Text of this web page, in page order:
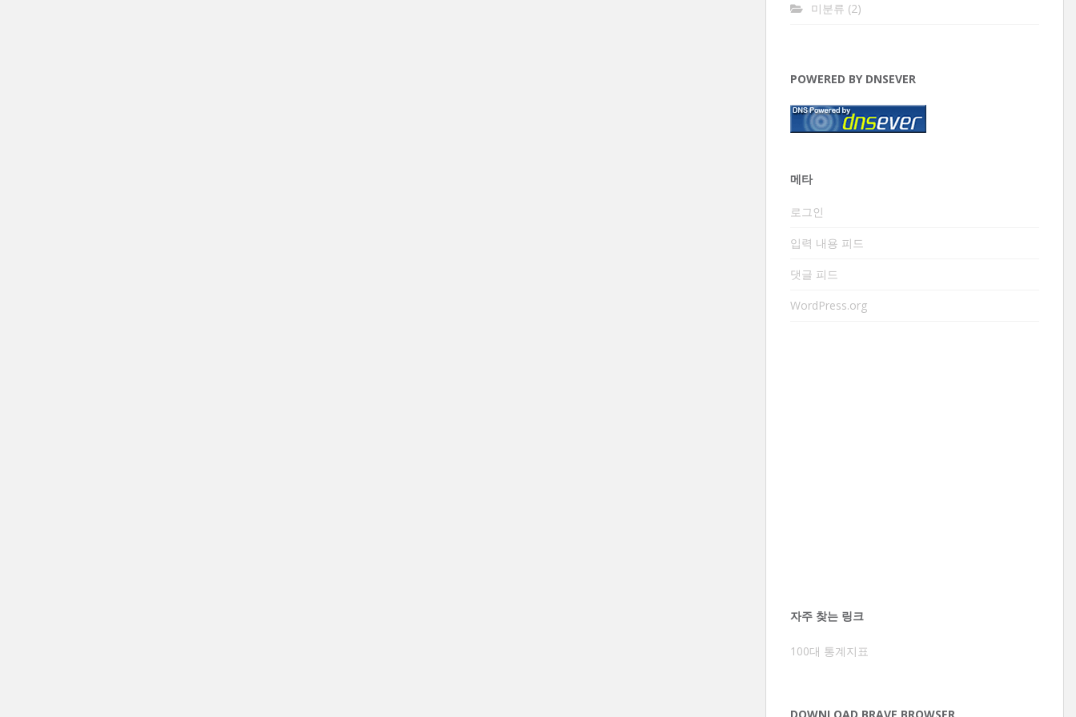
미분류 (2)
POWERED BY DNSEVER
메타
로그인
입력 내용 피드
댓글 피드
WordPress.org
자주 찾는 링크
100대 통계지표